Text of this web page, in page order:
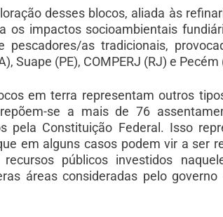
desses blocos, aliada às
os impactos socioambientais
pescadores/as tradicionais,
Suape (PE), COMPERJ (RJ) e Pecém
em terra representam outros
se a mais de 76
pela Constituição Federal. Isso
em alguns casos podem vir a ser
públicos investidos
áreas consideradas pelo